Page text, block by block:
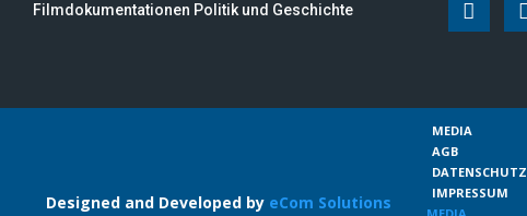
Filmdokumentationen Politik und Geschichte
Designed and Developed by eCom Solutions
MEDIA
AGB
DATENSCHUTZ
IMPRESSUM